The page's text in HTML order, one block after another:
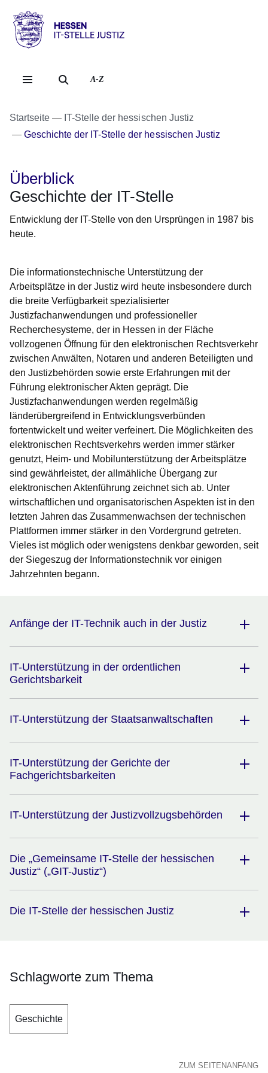
Hessen
IT-
A-Z
Startseite
IT-Stelle der hessischen Justiz
Geschichte der IT-Stelle der hessischen Justiz
Überblick
Geschichte der IT-Stelle
Entwicklung der IT-Stelle von den Ursprüngen in 1987 bis
heute.
Die informationstechnische Unterstützung der
Arbeitsplätze in der Justiz wird heute insbesondere durch
die breite Verfügbarkeit spezialisierter
Justizfachanwendungen und professioneller
Recherchesysteme, der in Hessen in der Fläche
vollzogenen Öffnung für den elektronischen Rechtsverkehr
zwischen Anwälten, Notaren und anderen Beteiligten und
den Justizbehörden sowie erste Erfahrungen mit der
Führung elektronischer Akten geprägt. Die
Justizfachanwendungen werden regelmäßig
länderübergreifend in Entwicklungsverbünden
fortentwickelt und weiter verfeinert. Die Möglichkeiten des
elektronischen Rechtsverkehrs werden immer stärker
genutzt, Heim- und Mobilunterstützung der Arbeitsplätze
sind gewährleistet, der allmähliche Übergang zur
elektronischen Aktenführung zeichnet sich ab. Unter
wirtschaftlichen und organisatorischen Aspekten ist in den
letzten Jahren das Zusammenwachsen der technischen
Plattformen immer stärker in den Vordergrund getreten.
Vieles ist möglich oder wenigstens denkbar geworden, seit
der Siegeszug der Informationstechnik vor einigen
Jahrzehnten begann.
Anfänge der IT-Technik auch in der Justiz
IT-Unterstützung in der ordentlichen
Gerichtsbarkeit
IT-Unterstützung der Staatsanwaltschaften
IT-Unterstützung der Gerichte der
Fachgerichtsbarkeiten
IT-Unterstützung der Justizvollzugsbehörden
Die „Gemeinsame IT-Stelle der hessischen
Justiz“ („GIT-Justiz“)
Die IT-Stelle der hessischen Justiz
Schlagworte zum Thema
Geschichte
ZUM SEITENANFANG